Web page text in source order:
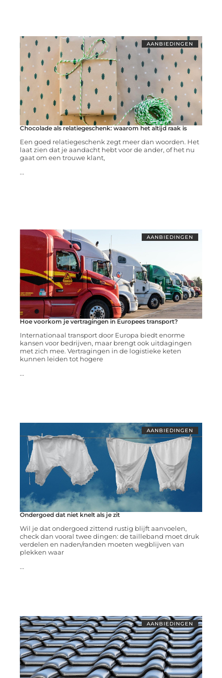
AANBIEDINGEN
Chocolade als relatiegeschenk: waarom het altijd raak is
Een goed relatiegeschenk zegt meer dan woorden. Het
laat zien dat je aandacht hebt voor de ander, of het nu
gaat om een trouwe klant,
...
AANBIEDINGEN
Hoe voorkom je vertragingen in Europees transport?
Internationaal transport door Europa biedt enorme
kansen voor bedrijven, maar brengt ook uitdagingen
met zich mee. Vertragingen in de logistieke keten
kunnen leiden tot hogere
...
AANBIEDINGEN
Ondergoed dat niet knelt als je zit
Wil je dat ondergoed zittend rustig blijft aanvoelen,
check dan vooral twee dingen: de tailleband moet druk
verdelen en naden/randen moeten wegblijven van
plekken waar
...
AANBIEDINGEN